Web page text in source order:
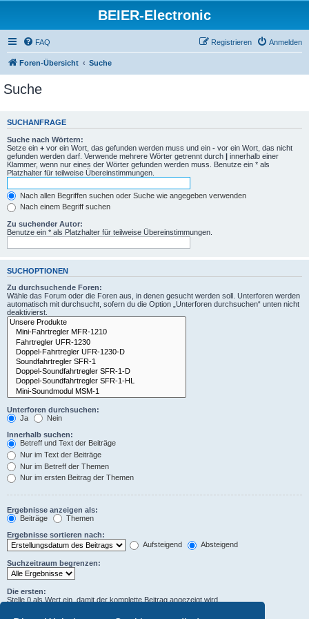
BEIER-Electronic
FAQ Anmelden
Registrieren
Foren-Übersicht Suche
Suche
SUCHANFRAGE
Suche nach Wörtern:
Setze ein + vor ein Wort, das gefunden werden muss und ein - vor ein Wort, das nicht
gefunden werden darf. Verwende mehrere Wörter getrennt durch | innerhalb einer
Klammer, wenn nur eines der Wörter gefunden werden muss. Benutze ein * als
Platzhalter für teilweise Übereinstimmungen.
Nach allen Begriffen suchen oder Suche wie angegeben verwenden
Nach einem Begriff suchen
Zu suchender Autor:
Benutze ein * als Platzhalter für teilweise Übereinstimmungen.
SUCHOPTIONEN
Zu durchsuchende Foren:
Wähle das Forum oder die Foren aus, in denen gesucht werden soll. Unterforen werden
automatisch mit durchsucht, sofern du die Option „Unterforen durchsuchen“ unten nicht
deaktivierst.
Unterforen durchsuchen:
Ja
Nein
Innerhalb suchen:
Betreff und Text der Beiträge
Nur im Text der Beiträge
Nur im Betreff der Themen
Nur im ersten Beitrag der Themen
Ergebnisse anzeigen als:
Beiträge
Themen
Ergebnisse sortieren nach:
Aufsteigend
Absteigend
Suchzeitraum begrenzen:
Die ersten:
Stelle 0 als Wert ein, damit der komplette Beitrag angezeigt wird.